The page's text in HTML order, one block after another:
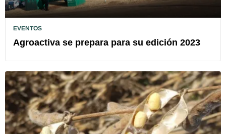
EVENTOS
Agroactiva se prepara para su edición 2023